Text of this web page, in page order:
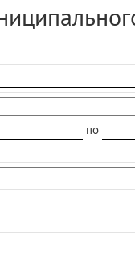
по